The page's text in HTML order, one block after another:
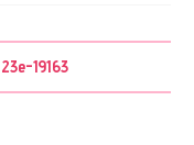
23e-19163